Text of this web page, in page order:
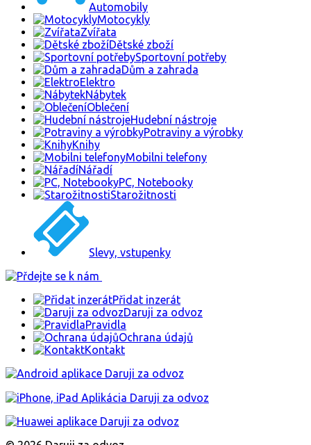
Automobily
Motocykly
Zvířata
Dětské zboží
Sportovní potřeby
Dům a zahrada
Elektro
Nábytek
Oblečení
Hudební nástroje
Potraviny a výrobky
Knihy
Mobilni telefony
Nářadí
PC, Notebooky
Starožitnosti
Slevy, vstupenky
Přidat inzerát
Daruji za odvoz
Pravidla
Ochrana údajů
Kontakt